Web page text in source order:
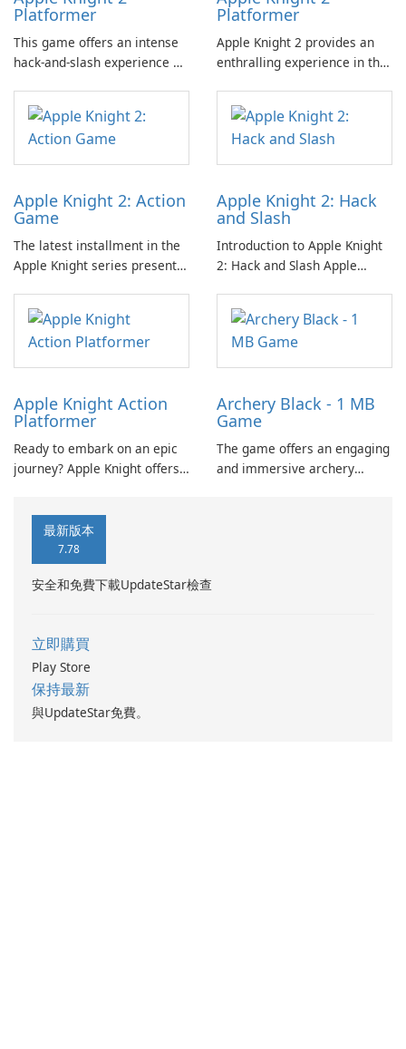
Platformer
This game offers an intense
hack-and-slash experience as
waves of enemies within a
challenging platformer
environment.
Platformer
Apple Knight 2 provides an
enthralling experience in the
characterized by its dynamic
gameplay that involves
facing relentless waves of
adversaries.
Apple Knight 2: Action
Game
The latest installment in the
Apple Knight series presents
experience that invites
players to delve into hack-
and-slash action amidst
relentless enemy hordes.
Apple Knight 2: Hack
and Slash
Introduction to Apple Knight
2: Hack and Slash Apple
engaging action-platformer
game designed by Limitless,
LLC.
Apple Knight Action
Platformer
Ready to embark on an epic
journey? Apple Knight offers
precise touch controls, fluid
movement, and seamless
animation.
Archery Black - 1 MB
Game
The game offers an engaging
and immersive archery
最新版本
7.78
安全和免費下載UpdateStar檢查
立即購買
Play Store
保持最新
與UpdateStar免費。